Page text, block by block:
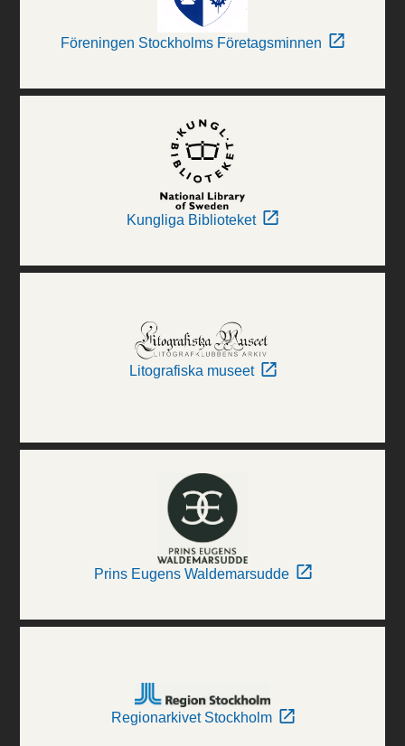
Föreningen Stockholms Företagsminnen
Kungliga Biblioteket
Litografiska museet
Prins Eugens Waldemarsudde
Regionarkivet Stockholm